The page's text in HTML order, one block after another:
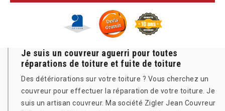
Je suis un couvreur aguerri pour toutes
réparations de toiture et fuite de toiture
Des détériorations sur votre toiture ? Vous cherchez un
couvreur pour effectuer la réparation de votre toiture. Je
suis un artisan couvreur. Ma société Zigler Jean Couvreur